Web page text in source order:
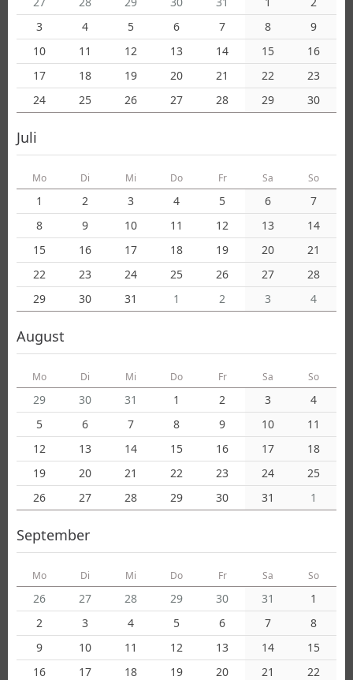
3
4 5 6 7 8
9
10
11 12 13 14 15
16
17
18 19 20 21 22
23
24
25 26 27 28 29 30
Juli
Mo Di Mi Do Fr Sa So
1 2 3 4 5 6
7
8
9 10 11 12 13
14
15
16 17 18 19 20
21
22
23 24 25 26 27
28
29
30 31 1 2 3 4
August
Mo Di Mi Do Fr Sa So
29 30 31 1 2 3
4
5
6 7 8 9 10
11
12
13 14 15 16 17
18
19
20 21 22 23 24
25
26
27 28 29 30 31 1
September
Mo Di Mi Do Fr Sa So
26 27 28 29 30 31
1
2
3 4 5 6 7
8
9
10 11 12 13 14
15
16
17 18 19 20 21
22